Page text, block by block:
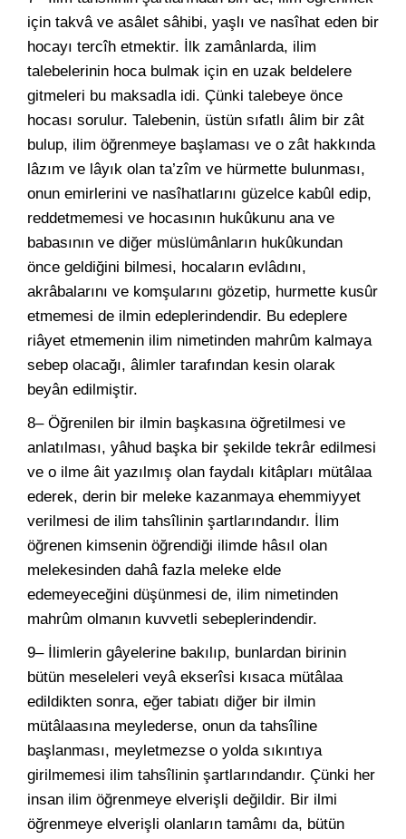
için takvâ ve asâlet sâhibi, yaşlı ve nasîhat eden bir
hocayı tercîh etmektir. İlk zamânlarda, ilim
talebelerinin hoca bulmak için en uzak beldelere
gitmeleri bu maksadla idi. Çünki talebeye önce
hocası sorulur. Talebenin, üstün sıfatlı âlim bir zât
bulup, ilim öğrenmeye başlaması ve o zât hakkında
lâzım ve lâyık olan ta’zîm ve hürmette bulunması,
onun emirlerini ve nasîhatlarını güzelce kabûl edip,
reddetmemesi ve hocasının hukûkunu ana ve
babasının ve diğer müslümânların hukûkundan
önce geldiğini bilmesi, hocaların evlâdını,
akrâbalarını ve komşularını gözetip, hurmette kusûr
etmemesi de ilmin edeplerindendir. Bu edeplere
riâyet etmemenin ilim nimetinden mahrûm kalmaya
sebep olacağı, âlimler tarafından kesin olarak
beyân edilmiştir.
8– Öğrenilen bir ilmin başkasına öğretilmesi ve
anlatılması, yâhud başka bir şekilde tekrâr edilmesi
ve o ilme âit yazılmış olan faydalı kitâpları mütâlaa
ederek, derin bir meleke kazanmaya ehemmiyyet
verilmesi de ilim tahsîlinin şartlarındandır. İlim
öğrenen kimsenin öğrendiği ilimde hâsıl olan
melekesinden dahâ fazla meleke elde
edemeyeceğini düşünmesi de, ilim nimetinden
mahrûm olmanın kuvvetli sebeplerindendir.
9– İlimlerin gâyelerine bakılıp, bunlardan birinin
bütün meseleleri veyâ ekserîsi kısaca mütâlaa
edildikten sonra, eğer tabiatı diğer bir ilmin
mütâlaasına meylederse, onun da tahsîline
başlanması, meyletmezse o yolda sıkıntıya
girilmemesi ilim tahsîlinin şartlarındandır. Çünki her
insan ilim öğrenmeye elverişli değildir. Bir ilmi
öğrenmeye elverişli olanların tamâmı da, bütün